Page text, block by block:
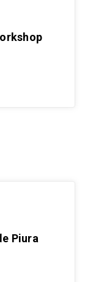
Piura